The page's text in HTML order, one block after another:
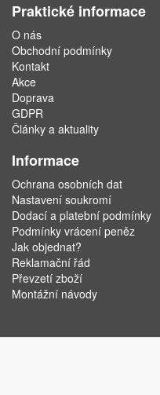
Praktické informace
O nás
Obchodní podmínky
Kontakt
Akce
Doprava
GDPR
Články a aktuality
Informace
Ochrana osobních dat
Nastavení soukromí
Dodací a platební podmínky
Podmínky vrácení peněz
Jak objednat?
Reklamační řád
Převzetí zboží
Montážní návody